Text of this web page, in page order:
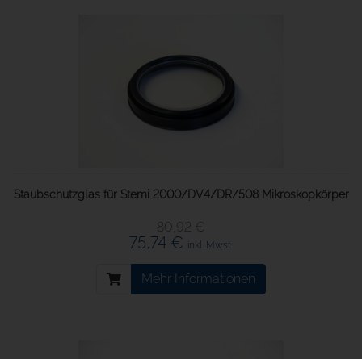
Staubschutzglas für Stemi 2000/DV4/DR/508 Mikroskopkörper
80,92 €
75,74 € inkl. Mwst.
Mehr Informationen